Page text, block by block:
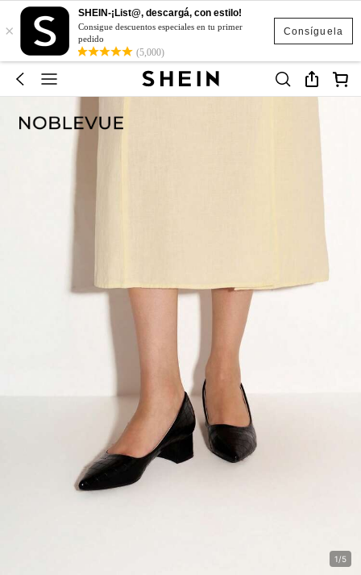
Consíguela
×
SHEIN-¡List@, descargá, con estilo!
Consigue descuentos especiales en tu primer
pedido
(5,000)
1/5